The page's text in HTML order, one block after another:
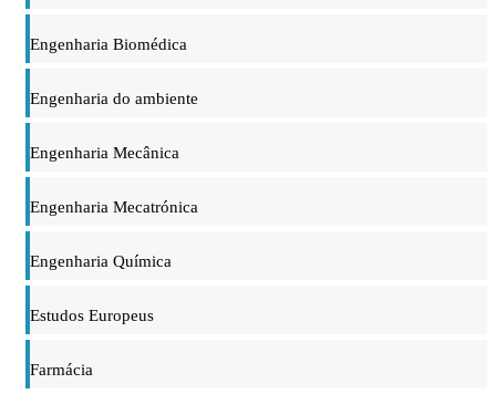
Engenharia Biomédica
Engenharia do ambiente
Engenharia Mecânica
Engenharia Mecatrónica
Engenharia Química
Estudos Europeus
Farmácia